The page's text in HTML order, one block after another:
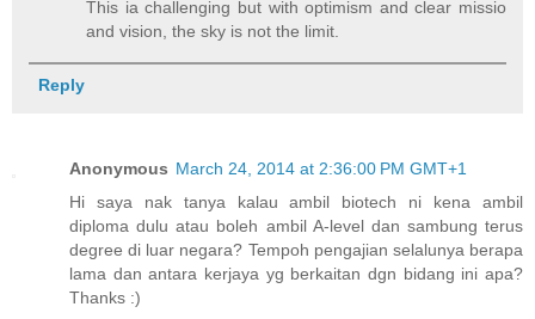
This ia challenging but with optimism and clear missio
and vision, the sky is not the limit.
Reply
Anonymous March 24, 2014 at 2:36:00 PM GMT+1
Hi saya nak tanya kalau ambil biotech ni kena ambil
diploma dulu atau boleh ambil A-level dan sambung terus
degree di luar negara? Tempoh pengajian selalunya berapa
lama dan antara kerjaya yg berkaitan dgn bidang ini apa?
Thanks :)